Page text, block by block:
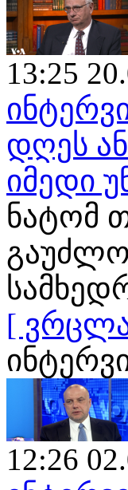
13:25
დღეს
იმედი
ნატომ
[
12:26